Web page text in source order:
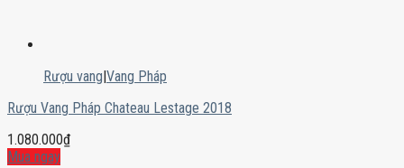
Rượu vang|Vang Pháp
Rượu Vang Pháp Chateau Lestage 2018
1.080.000₫
Mua ngay